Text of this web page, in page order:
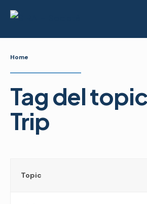
Skip
Home
Tag del
Trip
Topic